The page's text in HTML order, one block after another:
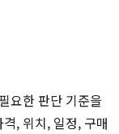
요한 판단 기준을
, 위치, 일정, 구매